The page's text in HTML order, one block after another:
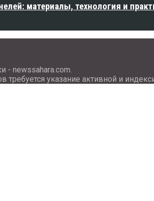
материалы, технология и
- newssahara.com.
требуется указание активной и